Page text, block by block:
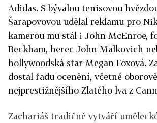
Adidas. S bývalou tenisovou
Šarapovovou udělal reklamu pro
kamerou mu stál i John McEnroe,
Beckham, herec John Malkovich
hollywoodská star Megan Foxová.
dostal řadu ocenění, včetně oborově
nejprestižnějšího Zlatého lva z
Zachariáš tradičně vytváří